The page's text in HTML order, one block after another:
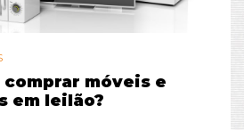
comprar móveis e
em leilão?